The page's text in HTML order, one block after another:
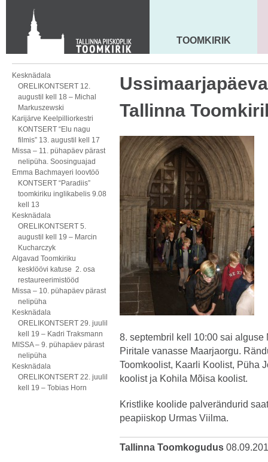
Toom-Kooli 6, 10130 TALLINN
tallinna.toom
+372 644 4140
MAARJA KIRIK
TOOMKIRIK
Kesknädala
ORELIKONTSERT 12.
augustil kell 18 – Michal
Markuszewski
Karijärve Keelpilliorkestri
KONTSERT “Elu nagu
filmis” 13. augustil kell 17
Missa – 11. pühapäev pärast
nelipüha. Soosinguajad
Emma Bachmayeri loovtöö
KONTSERT “Paradiis”
toomkiriku inglikabelis 9.08
kell 13
Kesknädala
ORELIKONTSERT 5.
augustil kell 19 – Marcin
Kucharczyk
Algavad Toomkiriku
kesklöövi katuse 2. osa
restaureerimistööd
Missa – 10. pühapäev pärast
nelipüha
Kesknädala
ORELIKONTSERT 29. juulil
kell 19 – Kadri Traksmann
MISSA – 9. pühapäev pärast
nelipüha
Kesknädala
ORELIKONTSERT 22. juulil
kell 19 – Tobias Horn
Tallinna
8. septembril kell 10:00 sai
Piritale vanasse Maarjaorgu.
Toomkoolist, Kaarli Koolist, Püha
koolist ja Kohila Mõisa koolist.
Kristlike koolide palverändurid
peapiiskop Urmas Viilma.
Tallinna Toomkogudus